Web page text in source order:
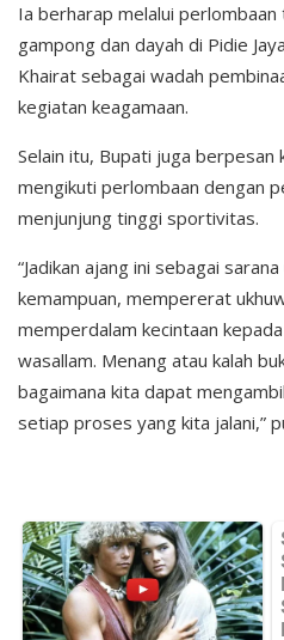
Ia berharap melalui
gampong dan dayah di Pidie
Khairat sebagai wadah
kegiatan keagamaan.
Selain itu, Bupati juga
mengikuti perlombaan dengan
menjunjung tinggi sportivitas.
“Jadikan ajang ini sebagai
kemampuan, mempererat
memperdalam kecintaan kepada
wasallam. Menang atau kalah
bagaimana kita dapat
setiap proses yang kita jalani,”